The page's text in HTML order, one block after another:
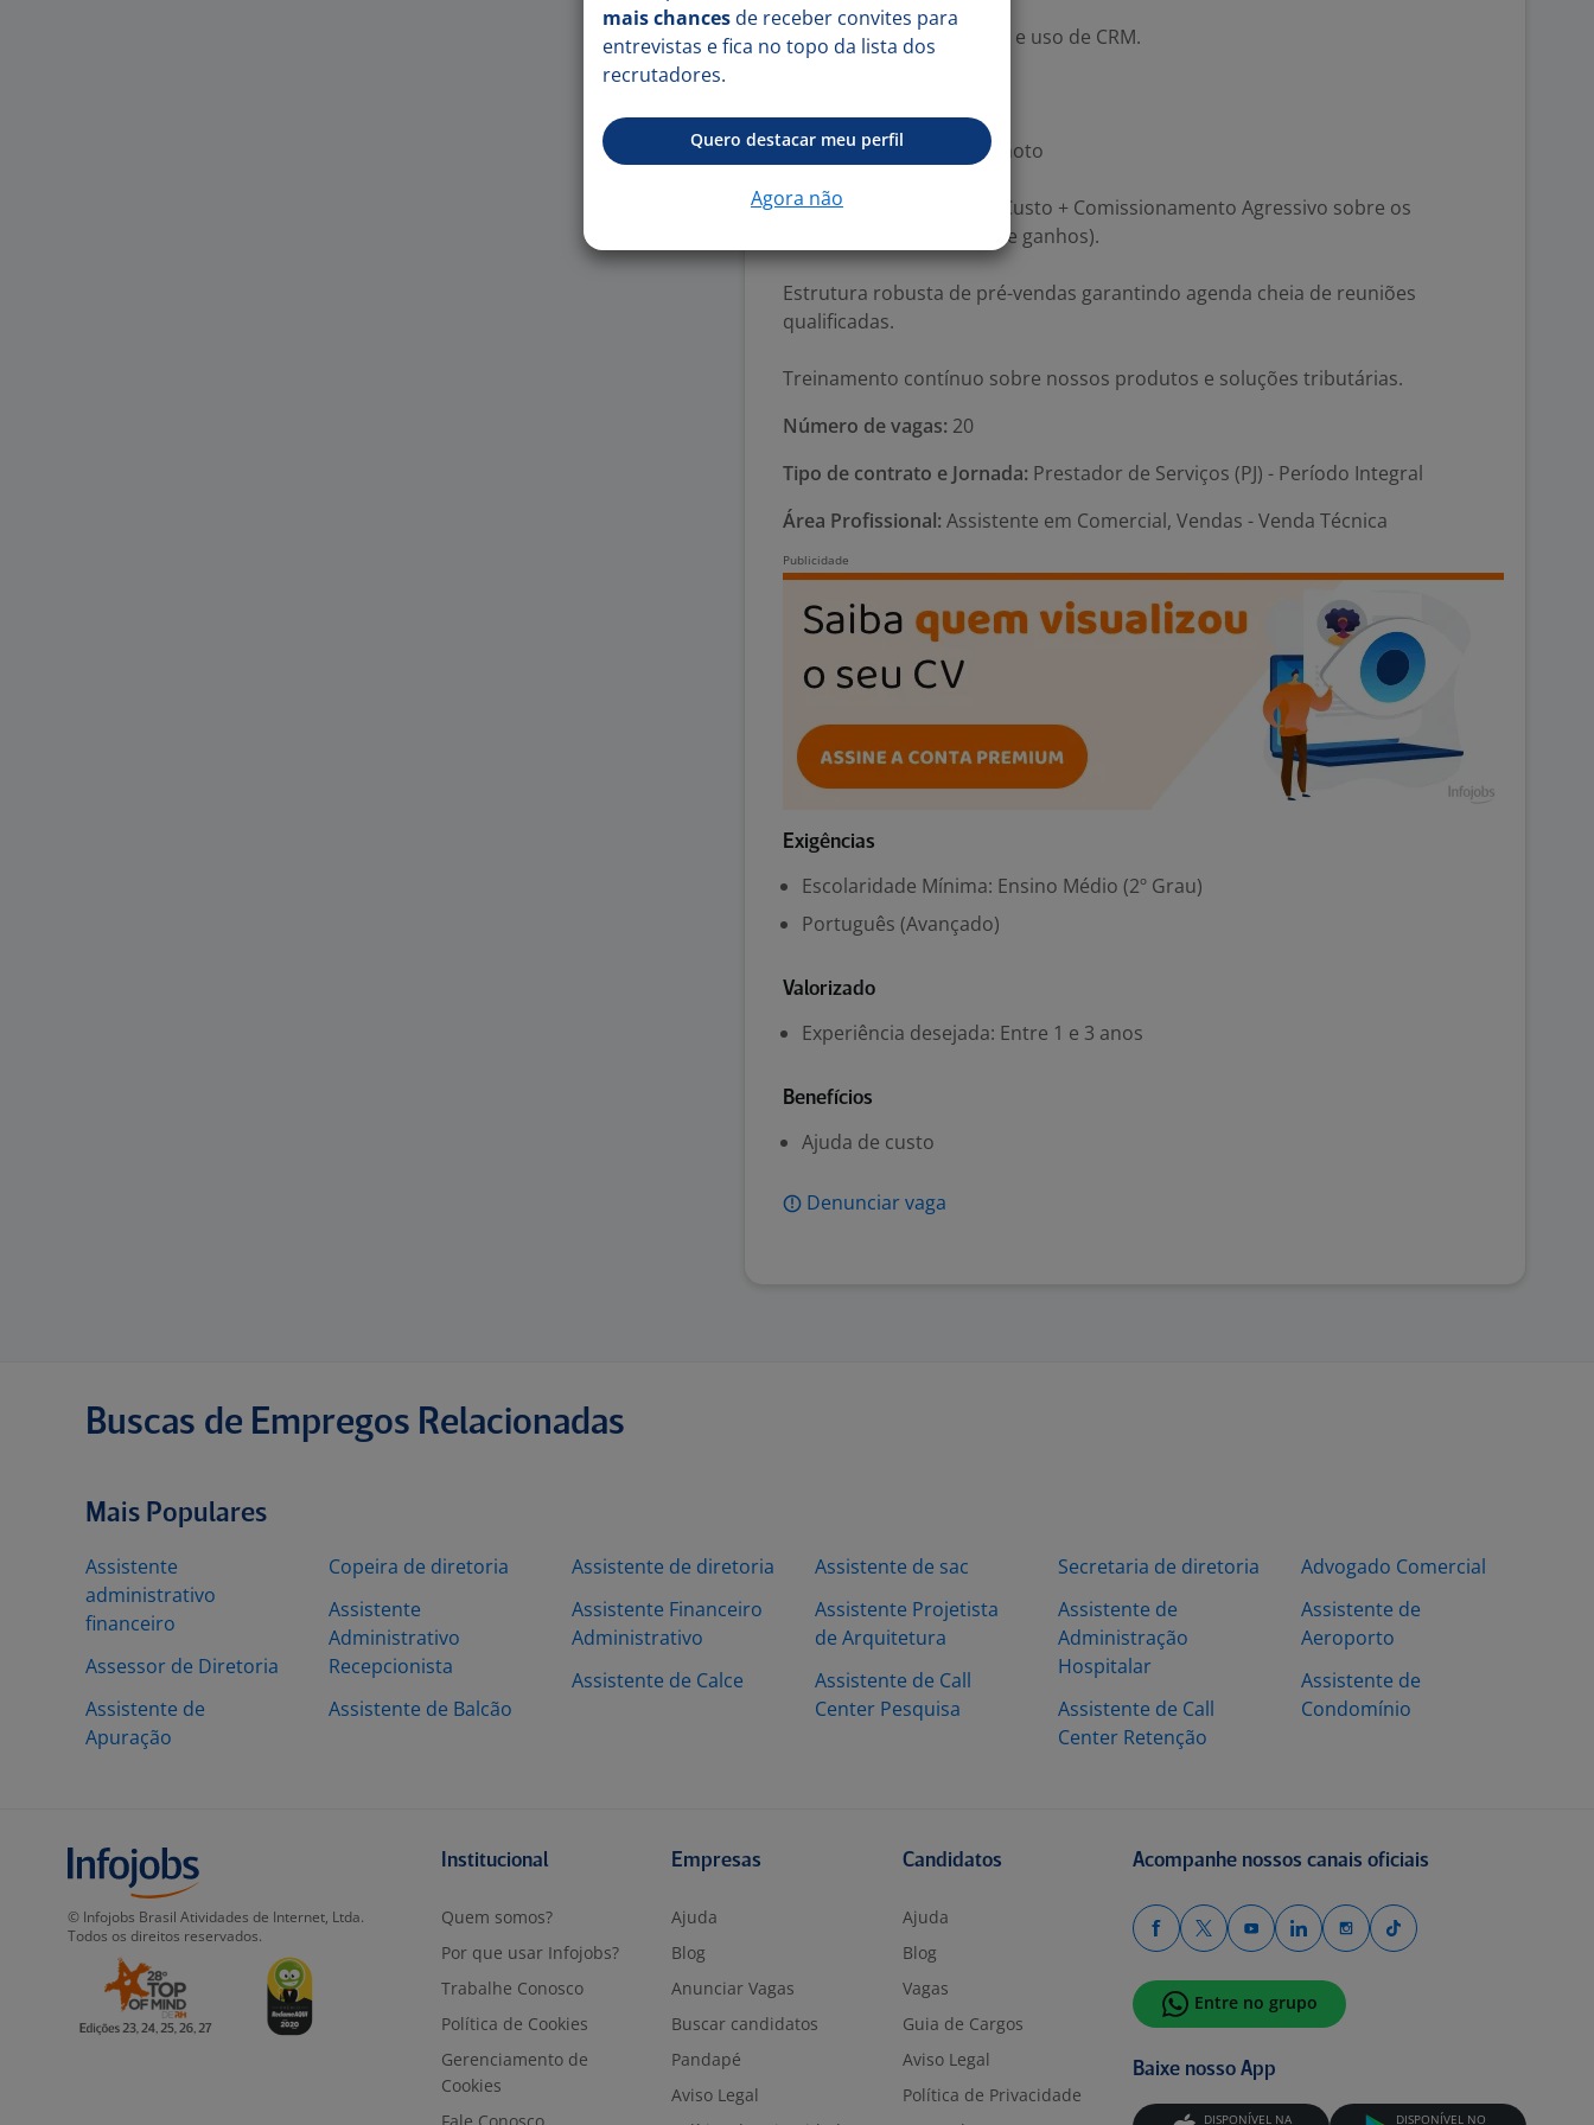
Disciplina com processos e uso de CRM.
Modelo de Trabalho: Remoto
Remuneração: Ajuda de Custo + Comissionamento Agressivo sobre os
fechamentos (sem teto de ganhos).
Estrutura robusta de pré-vendas garantindo agenda cheia de reuniões
qualificadas.
Treinamento contínuo sobre nossos produtos e soluções tributárias.
Número de vagas: 20
Tipo de contrato e Jornada: Prestador de Serviços (PJ) - Período Integral
Área Profissional: Assistente em Comercial, Vendas - Venda Técnica
Exigências
Escolaridade Mínima: Ensino Médio (2º Grau)
Português (Avançado)
Valorizado
Experiência desejada: Entre 1 e 3 anos
Benefícios
Ajuda de custo
Denunciar vaga
Buscas de Empregos Relacionadas
Mais Populares
Assistente
administrativo
financeiro
Assessor de Diretoria
Assistente de
Apuração
Copeira de diretoria
Assistente
Administrativo
Recepcionista
Assistente de Balcão
Assistente de diretoria
Assistente Financeiro
Administrativo
Assistente de Calce
Assistente de sac
Assistente Projetista
de Arquitetura
Assistente de Call
Center Pesquisa
Secretaria de diretoria
Assistente de
Administração
Hospitalar
Assistente de Call
Center Retenção
Advogado Comercial
Assistente de
Aeroporto
Assistente de
Condomínio
mais chances de receber convites para
entrevistas e fica no topo da lista dos
recrutadores.
Quero destacar meu perfil
Agora não
© Infojobs Brasil Atividades de Internet, Ltda.
Todos os direitos reservados.
Institucional
Quem somos?
Por que usar Infojobs?
Trabalhe Conosco
Política de Cookies
Gerenciamento de
Cookies
Empresas
Ajuda
Blog
Anunciar Vagas
Buscar candidatos
Pandapé
Aviso Legal
Candidatos
Ajuda
Blog
Vagas
Guia de Cargos
Aviso Legal
Política de Privacidade
Acompanhe nossos canais oficiais
Entre no grupo
Baixe nosso App
DISPONÍVEL NA DISPONÍVEL NO